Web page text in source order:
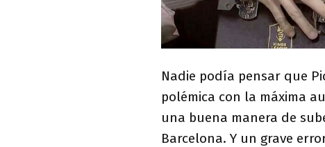
Nadie podía pensar que
polémica con la máxima
una buena manera de
Barcelona. Y un grave